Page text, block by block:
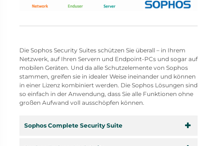
Die Sophos Security Suites schützen Sie überall – in Ihrem
Netzwerk, auf Ihren Servern und Endpoint-PCs und sogar auf
mobilen Geräten. Und da alle Schutzelemente von Sophos
stammen, greifen sie in idealer Weise ineinander und können
in einer Lizenz kombiniert werden. Die Sophos Lösungen sind
so einfach in der Anwendung, dass Sie alle Funktionen ohne
großen Aufwand voll ausschöpfen können.
Sophos Complete Security Suite